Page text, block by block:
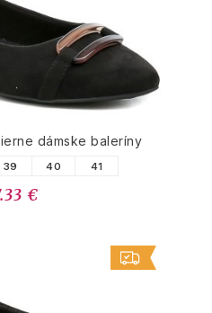
dámske baleríny
39 40 41
€